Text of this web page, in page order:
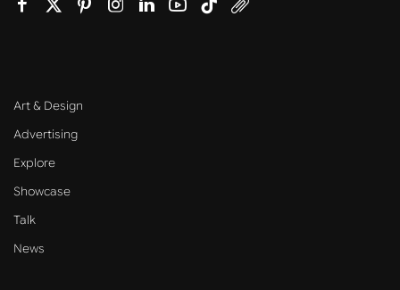
Art & Design
Advertising
Explore
Showcase
Talk
News